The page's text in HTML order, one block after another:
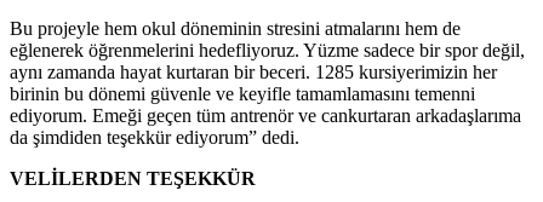
Bu projeyle hem okul döneminin stresini atmalarını hem de
eğlenerek öğrenmelerini hedefliyoruz. Yüzme sadece bir spor değil,
aynı zamanda hayat kurtaran bir beceri. 1285 kursiyerimizin her
birinin bu dönemi güvenle ve keyifle tamamlamasını temenni
ediyorum. Emeği geçen tüm antrenör ve cankurtaran arkadaşlarıma
da şimdiden teşekkür ediyorum” dedi.
VELİLERDEN TEŞEKKÜR